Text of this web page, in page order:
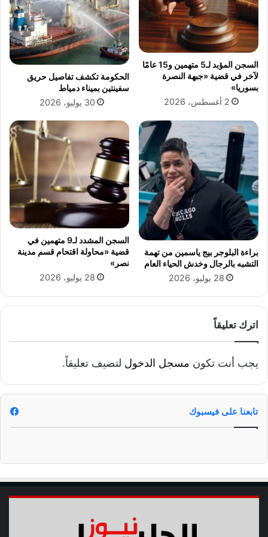
أ
ي
ا
م
ا
ل
ق
ا
ة
؟
ف
ي
م
و
ق
ف
ن
ج
ه
م
ن
ا
ل
ع
و
د
ة
إ
ى
ا
ز
م
ا
ل
ك
السجن المؤبد لـ5 متهمين و15 عامًا
لآخر في قضية «جبهة النصرة
بسوريا»
2 أغسطس، 2026
الحكومة تكشف تفاصيل حريق
سفينتين بميناء دمياط
30 يوليو، 2026
براءة البلوجر بيج ياسمين من تهمة
التشبه بالرجال وخدش الحياء العام
28 يوليو، 2026
السجن المشدد لـ9 متهمين في
قضية «محاولة اقتحام قسم مدينة
نصر»
28 يوليو، 2026
اترك تعليقاً
يجب أنت تكون مسجل الدخول لتضيف تعليقاً.
تابعنا على فيسبوك